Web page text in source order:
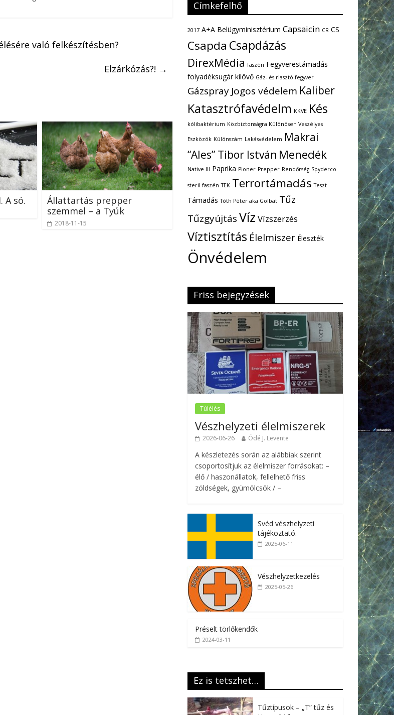
való felkészítésben?
Elzárkózás?! →
A só.
Állattartás prepper
szemmel – a Tyúk
2018-11-15
Címkefelhő
2017 A+A Belügyminisztérium Capsaicin CR CS
Csapda Csapdázás
DirexMédia faszén Fegyverestámadás
folyadéksugár kilövő Gáz- és riasztó fegyver
Gázspray Jogos védelem Kaliber
Katasztrófavédelm KKVE Kés
kólibaktérium Közbiztonságra Különösen Veszélyes
Eszközök Különszám Lakásvédelem Makrai
“Ales” Tibor István Menedék
Native III Paprika Pioner Prepper Rendőrség Spyderco
steril faszén TEK Terrortámadás Teszt
Támadás Tóth Péter aka Golbat Tűz
TűzgyújtásVíz Vízszerzés
Víztisztítás Élelmiszer Éleszték
Önvédelem
Friss bejegyzések
Túlélés
Vészhelyzeti élelmiszerek
2026-06-26 Ódé J. Levente
A készletezés során az alábbiak szerint
csoportosítjuk az élelmiszer forrásokat: –
élő / haszonállatok, fellelhető friss
zöldségek, gyümölcsök / –
Svéd vészhelyzeti
tájékoztató.
2025-06-11
Vészhelyzetkezelés
2025-05-26
Préselt törlőkendők
2024-03-11
Ez is tetszhet…
Tűztípusok – „T” tűz és